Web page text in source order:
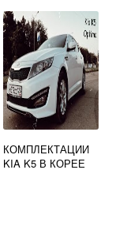
КОМПЛЕКТАЦИИ
KIA K5 В КОРЕЕ